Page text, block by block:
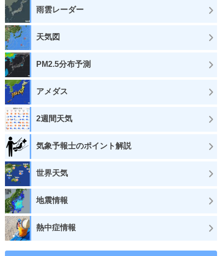
雨雲レーダー
天気図
PM2.5分布予測
アメダス
2週間天気
気象予報士のポイント解説
世界天気
地震情報
熱中症情報